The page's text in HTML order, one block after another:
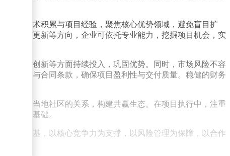
自身技术积累与项目经验，聚焦核心优势领域，避免盲目扩
、城市更新等方向，企业可依托专业能力，挖掘项目机会，实
、技术创新等方面持续投入，巩固优势。同时，市场风险不容
理报价与合同条款，确保项目盈利性与交付质量。稳健的财务
机构及当地社区的关系，构建共赢生态。在项目执行中，注重
可奠定基础。
营为根基，以核心竞争力为支撑，以风险管理为保障，以合作